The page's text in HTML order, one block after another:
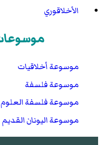
الأخلاقوري
موسوعة أخلاقيات
موسوعة فلسفة
موسوعة فلسفة العلوم
موسوعة اليونان القديم